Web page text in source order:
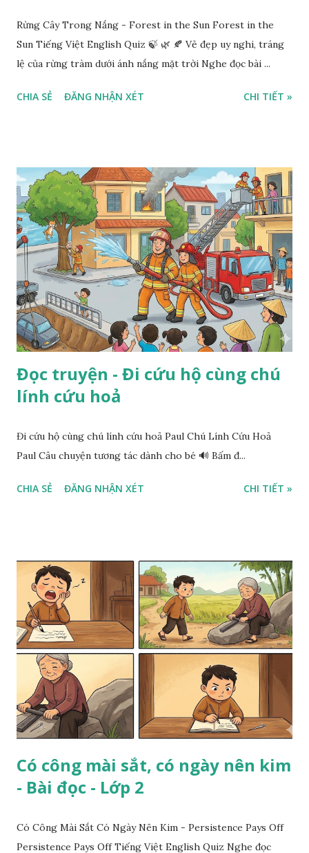
Rừng Cây Trong Nắng - Forest in the Sun Forest in the
Sun Tiếng Việt English Quiz 🍃 🌿 🍂 Vẻ đẹp uy nghi, tráng
lệ của rừng tràm dưới ánh nắng mặt trời Nghe đọc bài ...
CHIA SẺ ĐĂNG NHẬN XÉT CHI TIẾT »
Đọc truyện - Đi cứu hộ cùng chú
lính cứu hoả
Đi cứu hộ cùng chú lính cứu hoả Paul Chú Lính Cứu Hoả
Paul Câu chuyện tương tác dành cho bé 🔊 Bấm đ...
CHIA SẺ ĐĂNG NHẬN XÉT CHI TIẾT »
Có công mài sắt, có ngày nên kim
- Bài đọc - Lớp 2
Có Công Mài Sắt Có Ngày Nên Kim - Persistence Pays Off
Persistence Pays Off Tiếng Việt English Quiz Nghe đọc